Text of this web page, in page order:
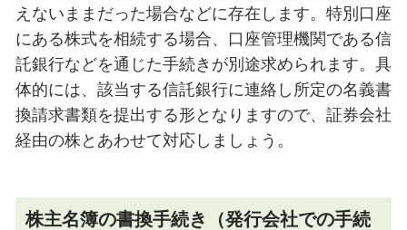
えないままだった場合などに存在します。特別口座
にある株式を相続する場合、口座管理機関である信
託銀行などを通じた手続きが別途求められます。具
体的には、該当する信託銀行に連絡し所定の名義書
換請求書類を提出する形となりますので、証券会社
経由の株とあわせて対応しましょう。
株主名簿の書換手続き（発行会社での手続